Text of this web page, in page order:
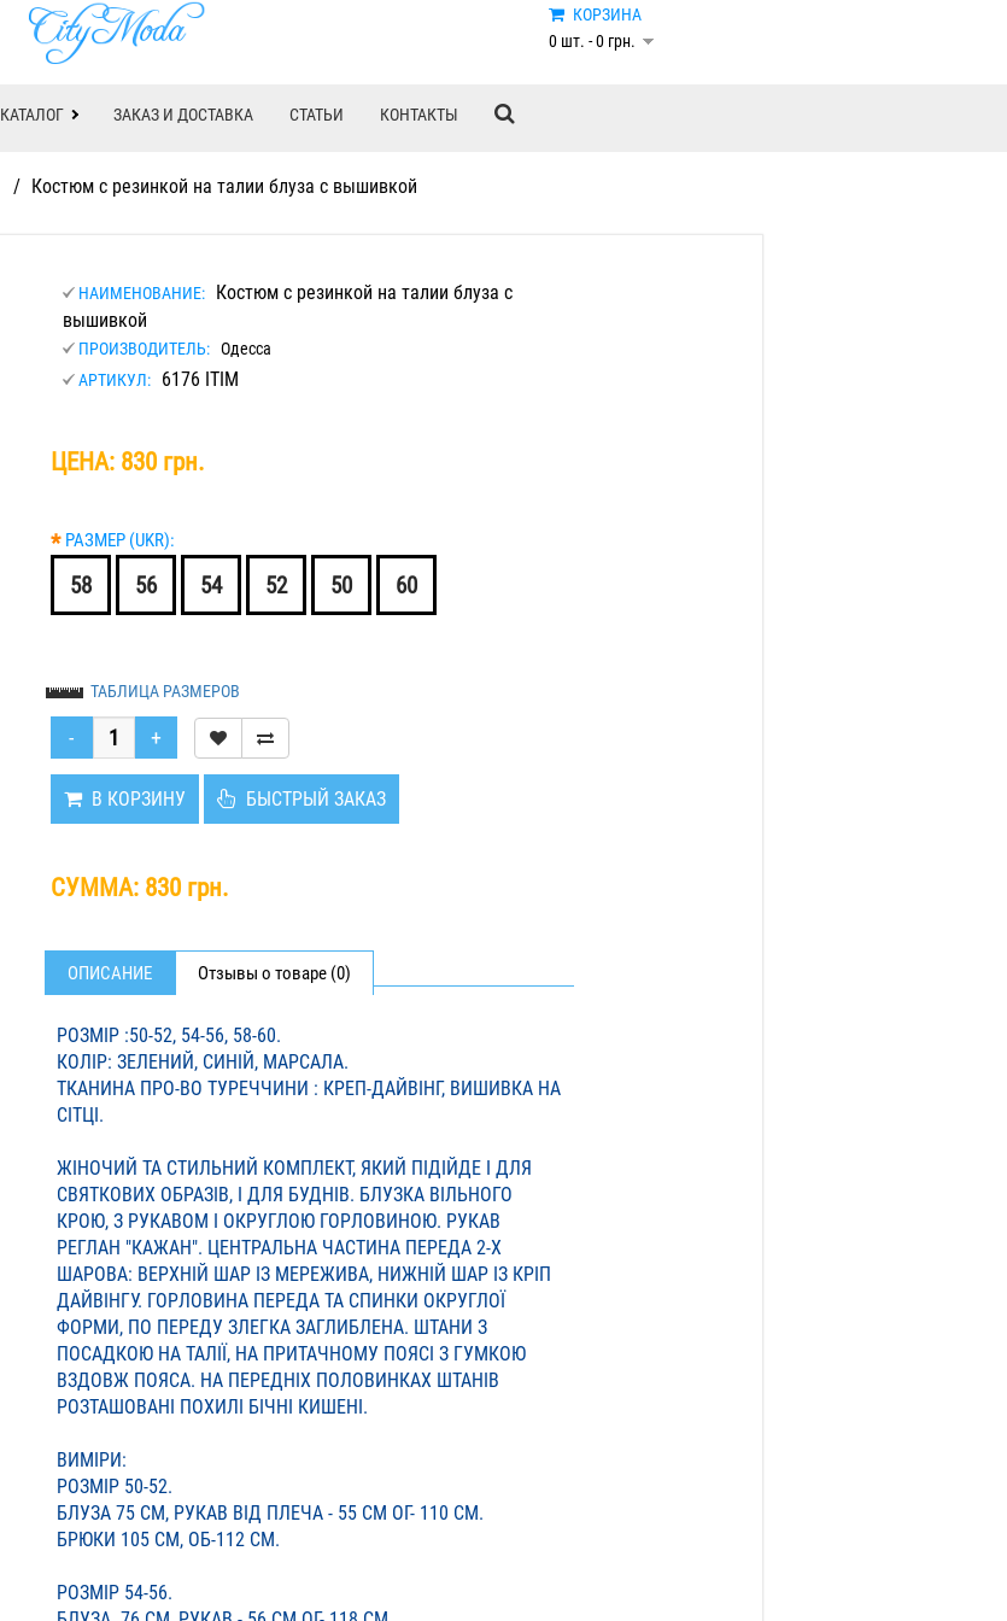
КОРЗИНА
0 шт. - 0 грн.
КАТАЛОГ ЗАКАЗ И ДОСТАВКА СТАТЬИ КОНТАКТЫ
/ Костюм с резинкой на талии блуза с вышивкой
НАИМЕНОВАНИЕ:
Костюм с резинкой на талии блуза с
вышивкой
ПРОИЗВОДИТЕЛЬ: Одесса
АРТИКУЛ:
6176 ITIM
ЦЕНА: 830 грн.
* РАЗМЕР (UKR):
58 56 54 52 50 60
ТАБЛИЦА РАЗМЕРОВ
В КОРЗИНУ БЫСТРЫЙ ЗАКАЗ
СУММА: 830 грн.
ОПИСАНИЕ Отзывы о товаре (0)
РОЗМІР :50-52, 54-56, 58-60.
КОЛІР: ЗЕЛЕНИЙ, СИНІЙ, МАРСАЛА.
ТКАНИНА ПРО-ВО ТУРЕЧЧИНИ : КРЕП-ДАЙВІНГ, ВИШИВКА НА
СІТЦІ.
ЖІНОЧИЙ ТА СТИЛЬНИЙ КОМПЛЕКТ, ЯКИЙ ПІДІЙДЕ І ДЛЯ
СВЯТКОВИХ ОБРАЗІВ, І ДЛЯ БУДНІВ. БЛУЗКА ВІЛЬНОГО
КРОЮ, З РУКАВОМ І ОКРУГЛОЮ ГОРЛОВИНОЮ. РУКАВ
РЕГЛАН "КАЖАН". ЦЕНТРАЛЬНА ЧАСТИНА ПЕРЕДА 2-Х
ШАРОВА: ВЕРХНІЙ ШАР ІЗ МЕРЕЖИВА, НИЖНІЙ ШАР ІЗ КРІП
ДАЙВІНГУ. ГОРЛОВИНА ПЕРЕДА ТА СПИНКИ ОКРУГЛОЇ
ФОРМИ, ПО ПЕРЕДУ ЗЛЕГКА ЗАГЛИБЛЕНА. ШТАНИ З
ПОСАДКОЮ НА ТАЛІЇ, НА ПРИТАЧНОМУ ПОЯСІ З ГУМКОЮ
ВЗДОВЖ ПОЯСА. НА ПЕРЕДНІХ ПОЛОВИНКАХ ШТАНІВ
РОЗТАШОВАНІ ПОХИЛІ БІЧНІ КИШЕНІ.
ВИМІРИ:
РОЗМІР 50-52.
БЛУЗА 75 СМ, РУКАВ ВІД ПЛЕЧА - 55 СМ ОГ- 110 СМ.
БРЮКИ 105 СМ, ОБ-112 СМ.
РОЗМІР 54-56.